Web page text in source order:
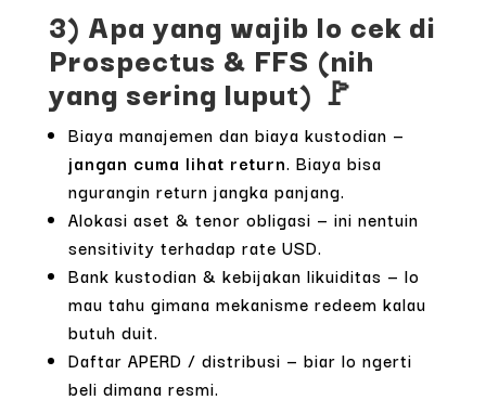
3) Apa yang wajib lo cek di
Prospectus & FFS (nih
yang sering luput) 🚩
Biaya manajemen dan biaya kustodian —
jangan cuma lihat return. Biaya bisa
ngurangin return jangka panjang.
Alokasi aset & tenor obligasi — ini nentuin
sensitivity terhadap rate USD.
Bank kustodian & kebijakan likuiditas — lo
mau tahu gimana mekanisme redeem kalau
butuh duit.
Daftar APERD / distribusi — biar lo ngerti
beli dimana resmi.